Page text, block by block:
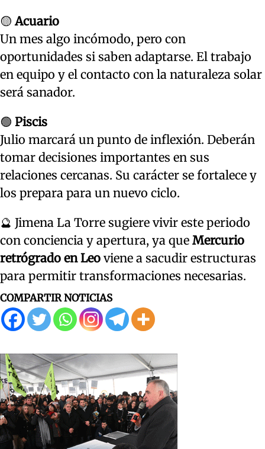
🟡Acuario
Un mes algo incómodo, pero con
oportunidades si saben adaptarse. El trabajo
en equipo y el contacto con la naturaleza solar
será sanador.
🟢 Piscis
Julio marcará un punto de inflexión. Deberán
tomar decisiones importantes en sus
relaciones cercanas. Su carácter se fortalece y
los prepara para un nuevo ciclo.
🔮 Jimena La Torre sugiere vivir este periodo
con conciencia y apertura, ya que Mercurio
retrógrado en Leo viene a sacudir estructuras
para permitir transformaciones necesarias.
COMPARTIR NOTICIAS